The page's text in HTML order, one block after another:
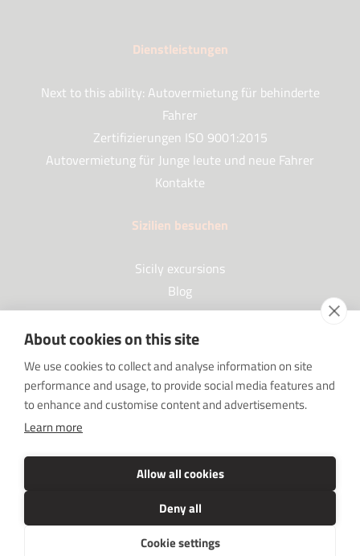
About cookies on this site
We use cookies to collect and analyse information on site
performance and usage, to provide social media features and
to enhance and customise content and advertisements.
Learn more
Allow all cookies
Deny all
Cookie settings
Dienstleistungen
Next to this ability: Autovermietung für behinderte
Fahrer
Zertifizierungen ISO 9001:2015
Autovermietung für Junge leute und neue Fahrer
Kontakte
Sizilien besuchen
Sicily excursions
Blog
Partner
Our Partners
SRC sostiene Imprenditore non sei solo